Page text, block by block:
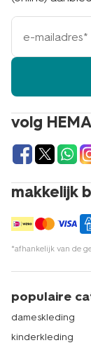
volg HEMA
makkelijk
*afhankelijk van de
e-
mailadres
populaire
dameskleding
kinderkleding